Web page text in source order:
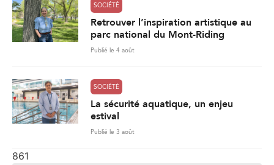
SOCIÉTÉ
Retrouver l’inspiration artistique au
parc national du Mont-Riding
Publié le 4 août
SOCIÉTÉ
La sécurité aquatique, un enjeu
estival
Publié le 3 août
861